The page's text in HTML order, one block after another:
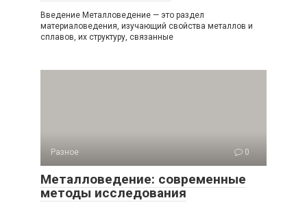
Введение Металловедение — это раздел
материаловедения, изучающий свойства металлов и
сплавов, их структуру, связанные
Разное 0
Металловедение: современные
методы исследования